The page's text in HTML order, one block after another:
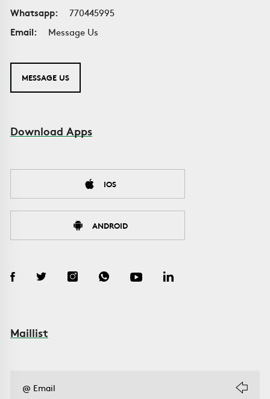
Whatsapp:
770445995
Email:
Message Us
MESSAGE US
Download Apps
IOS
ANDROID
Maillist